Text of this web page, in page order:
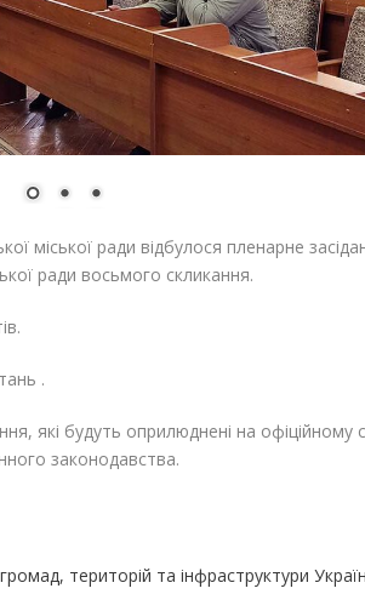
міської ради відбулося пленарне
ради восьмого скликання.
.
які будуть оприлюднені на офіційному
законодавства.
територій та інфраструктури